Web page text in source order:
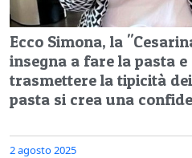
Ecco Simona, la
insegna a fare la pasta
trasmettere la tipicità
pasta si crea una
2 agosto 2025